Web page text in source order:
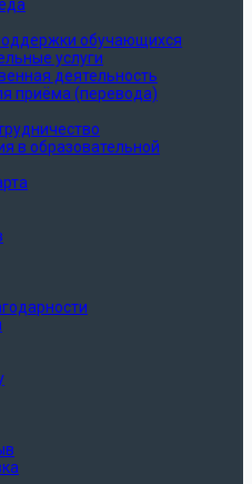
обучающихся
услуги
деятельность
приёма (перевода)
в образовательной